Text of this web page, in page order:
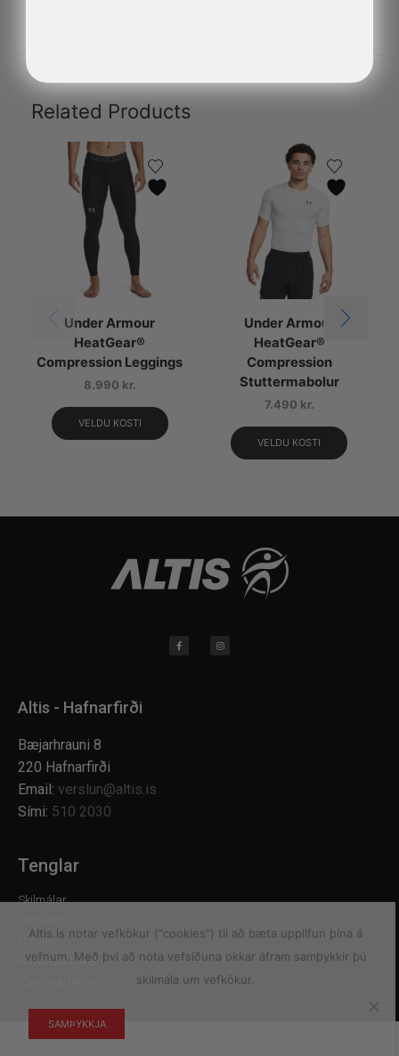
Related Products
Under Armour
HeatGear®
Compression Leggings
8.990 kr.
VELDU KOSTI
Under Armour
HeatGear®
Compression
Stuttermabolur
7.490 kr.
VELDU KOSTI
Altis - Hafnarfirði
Bæjarhrauni 8
220 Hafnarfirði
Email: verslun@altis.is
Sími: 510 2030
Tenglar
Skilmálar
Um Altis
Hafa samband
Altis.is notar vefkökur ("cookies") til að bæta upplifun þína á
vefnum. Með því að nota vefsíðuna okkar áfram samþykkir þú
skilmála um vefkökur.
SAMÞYKKJA